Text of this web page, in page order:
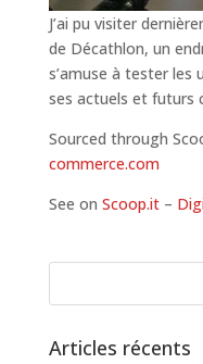
J’ai pu visiter
de Décathlon, un
s’amuse à tester
ses actuels et futurs
Sourced through
commerce.com
See on Scoop.it–
Articles récents